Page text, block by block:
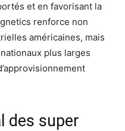
et en favorisant la
renforce non
américaines, mais
plus larges
des super